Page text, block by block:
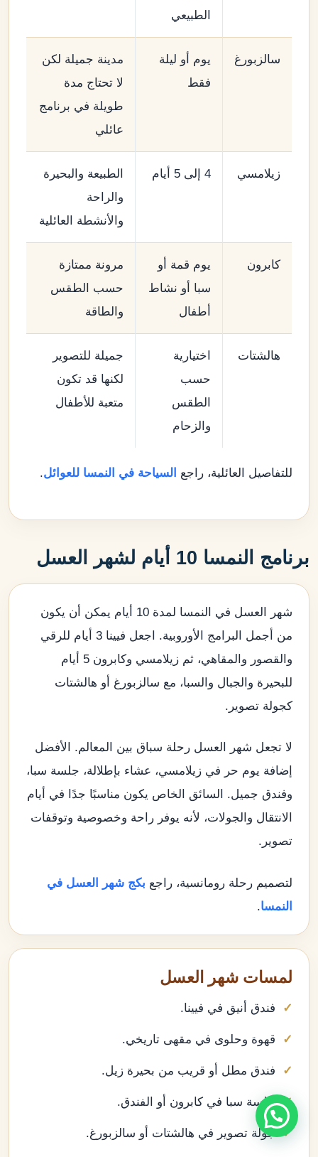
الطبيعي
سالزبورغ
يوم أو ليلة
فقط
مدينة جميلة لكن
لا تحتاج مدة
طويلة في برنامج
عائلي
زيلامسي 4 إلى 5 أيام
الطبيعة والبحيرة
والراحة
والأنشطة العائلية
كابرون
يوم قمة أو
سبا أو نشاط
أطفال
مرونة ممتازة
حسب الطقس
والطاقة
هالشتات
اختيارية
حسب
الطقس
والزحام
جميلة للتصوير
لكنها قد تكون
متعبة للأطفال
للتفاصيل العائلية، راجع السياحة في النمسا للعوائل.
برنامج النمسا 10 أيام لشهر العسل
شهر العسل في النمسا لمدة 10 أيام يمكن أن يكون
من أجمل البرامج الأوروبية. اجعل فيينا 3 أيام للرقي
والقصور والمقاهي، ثم زيلامسي وكابرون 5 أيام
للبحيرة والجبال والسبا، مع سالزبورغ أو هالشتات
كجولة تصوير.
لا تجعل شهر العسل رحلة سباق بين المعالم. الأفضل
إضافة يوم حر في زيلامسي، عشاء بإطلالة، جلسة سبا،
وفندق جميل. السائق الخاص يكون مناسبًا جدًا في أيام
الانتقال والجولات، لأنه يوفر راحة وخصوصية وتوقفات
تصوير.
لتصميم رحلة رومانسية، راجع بكج شهر العسل في
النمسا.
لمسات شهر العسل
فندق أنيق في فيينا.
قهوة وحلوى في مقهى تاريخي.
فندق مطل أو قريب من بحيرة زيل.
جلسة سبا في كابرون أو الفندق.
جولة تصوير في هالشتات أو سالزبورغ.